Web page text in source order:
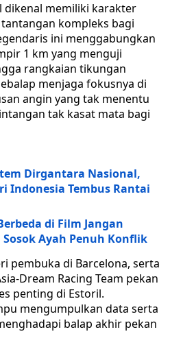
dikenal memiliki karakter
kompleks bagi
ini menggabungkan
1 km yang menguji
rangkaian tikungan
menjaga fokusnya di
angin yang tak menentu
tak kasat mata bagi
Dirgantara Nasional,
Indonesia Tembus Rantai
di Film Jangan
Ayah Penuh Konflik
pembuka di Barcelona, serta
Dream Racing Team pekan
penting di Estoril.
mengumpulkan data serta
balap akhir pekan